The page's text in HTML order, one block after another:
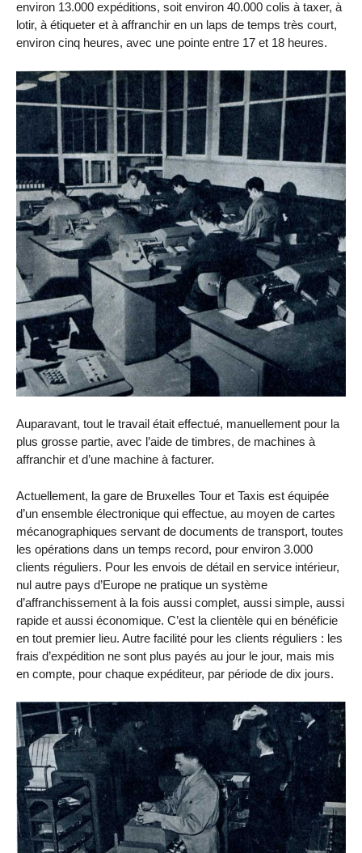
environ 13.000 expéditions, soit environ 40.000 colis à taxer, à
lotir, à étiqueter et à affranchir en un laps de temps très court,
environ cinq heures, avec une pointe entre 17 et 18 heures.
Auparavant, tout le travail était effectué, manuellement pour la
plus grosse partie, avec l’aide de timbres, de machines à
affranchir et d’une machine à facturer.
Actuellement, la gare de Bruxelles Tour et Taxis est équipée
d’un ensemble électronique qui effectue, au moyen de cartes
mécanographiques servant de documents de transport, toutes
les opérations dans un temps record, pour environ 3.000
clients réguliers. Pour les envois de détail en service intérieur,
nul autre pays d’Europe ne pratique un système
d’affranchissement à la fois aussi complet, aussi simple, aussi
rapide et aussi économique. C’est la clientèle qui en bénéficie
en tout premier lieu. Autre facilité pour les clients réguliers : les
frais d’expédition ne sont plus payés au jour le jour, mais mis
en compte, pour chaque expéditeur, par période de dix jours.